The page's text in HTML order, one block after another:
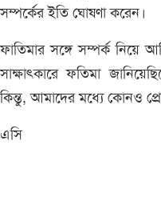
সম্পর্কের ইতি ঘোষণা করেন।
ফাতিমার সঙ্গে সম্পর্ক
সাক্ষাৎকারে ফতিমা
কিন্তু, আমাদের মধ্যে কোনও
এসি